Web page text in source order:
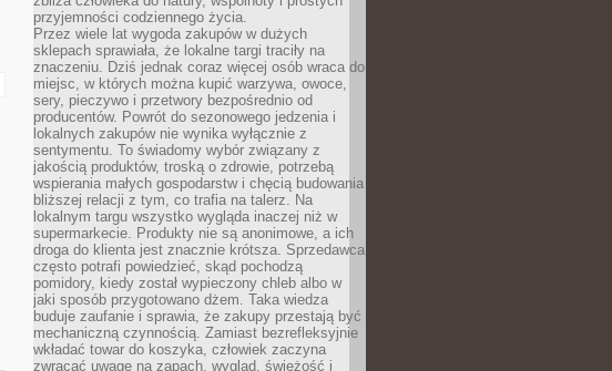
przyjemności codziennego życia.
Przez wiele lat wygoda zakupów w dużych
sklepach sprawiała, że lokalne targi traciły na
znaczeniu. Dziś jednak coraz więcej osób wraca do
miejsc, w których można kupić warzywa, owoce,
sery, pieczywo i przetwory bezpośrednio od
producentów. Powrót do sezonowego jedzenia i
lokalnych zakupów nie wynika wyłącznie z
sentymentu. To świadomy wybór związany z
jakością produktów, troską o zdrowie, potrzebą
wspierania małych gospodarstw i chęcią budowania
bliższej relacji z tym, co trafia na talerz. Na
lokalnym targu wszystko wygląda inaczej niż w
supermarkecie. Produkty nie są anonimowe, a ich
droga do klienta jest znacznie krótsza. Sprzedawca
często potrafi powiedzieć, skąd pochodzą
pomidory, kiedy został wypieczony chleb albo w
jaki sposób przygotowano dżem. Taka wiedza
buduje zaufanie i sprawia, że zakupy przestają być
mechaniczną czynnością. Zamiast bezrefleksyjnie
wkładać towar do koszyka, człowiek zaczyna
zwracać uwagę na zapach, wygląd, świeżość i